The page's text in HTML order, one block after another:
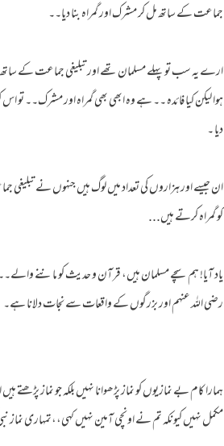
جماعت کے ساتھ مل کر مشرک اور گمراہ بنا دیا۔۔
ارے یہ سب تو پہلے مسلمان تھے اور تبلیغی جماعت کے ساتھ
ہوا لیکن کیا فائدہ ۔۔ ہے وہ ابھی بھی گمراہ اور مشرک۔۔
دیا ۔
ان جیسے اور ہزاروں کی تعداد میں لوگ ہیں جنہوں نے تبلیغی
کو گمراہ کرتے ہیں...
یاد آیا! ہم سچے مسلمان ہیں، قرآن و حدیث کو ماننے
رضی اللہ عنہم اور بزرگوں کے واقعات سے نجات دلانا ہے۔
ہمارا کام بے نمازیوں کو نماز پڑھوانا نہیں بلکہ جو نماز
مکمل نہیں کیونکہ تم نے اونچی آمین نہیں کہی،،تمہاری